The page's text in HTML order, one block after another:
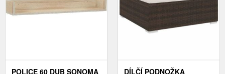
POLICE 60 DUB SONOMA
DÍLČÍ PODNOŽKA